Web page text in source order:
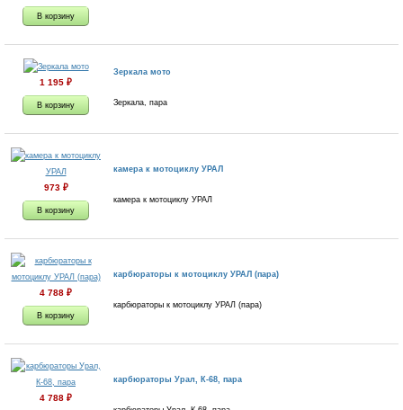
1 195 ₽
Зеркала мото
Зеркала, пара
973 ₽
камера к мотоциклу УРАЛ
камера к мотоциклу УРАЛ
4 788 ₽
карбюраторы к мотоциклу УРАЛ (пара)
карбюраторы к мотоциклу УРАЛ (пара)
4 788 ₽
карбюраторы Урал, К-68, пара